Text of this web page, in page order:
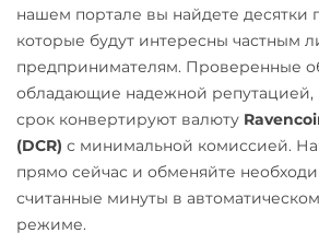
А-
Ак
нашем портале вы найдете десятки
которые будут интересны частным
предпринимателям. Проверенные
обладающие надежной репутацией,
срок конвертируют валюту
(DCR) с минимальной комиссией.
прямо сейчас и обменяйте
считанные минуты в
режиме.